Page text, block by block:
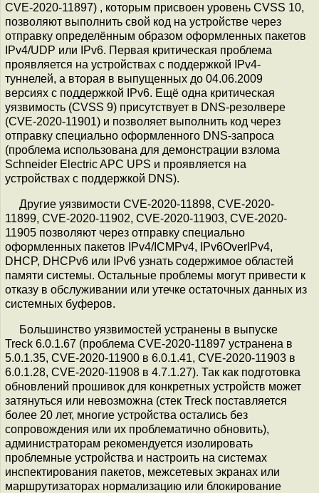
CVE-2020-11897) , которым присвоен уровень CVSS 10,
позволяют выполнить свой код на устройстве через
отправку определённым образом оформленных пакетов
IPv4/UDP или IPv6. Первая критическая проблема
проявляется на устройствах с поддержкой IPv4-
туннелей, а вторая в выпущенных до 04.06.2009
версиях с поддержкой IPv6. Ещё одна критическая
уязвимость (CVSS 9) присутствует в DNS-резолвере
(CVE-2020-11901) и позволяет выполнить код через
отправку специально оформленного DNS-запроса
(проблема использована для демонстрации взлома
Schneider Electric APC UPS и проявляется на
устройствах с поддержкой DNS).
Другие уязвимости CVE-2020-11898, CVE-2020-
11899, CVE-2020-11902, CVE-2020-11903, CVE-2020-
11905 позволяют через отправку специально
оформленных пакетов IPv4/ICMPv4, IPv6OverIPv4,
DHCP, DHCPv6 или IPv6 узнать содержимое областей
памяти системы. Остальные проблемы могут привести к
отказу в обслуживании или утечке остаточных данных из
системных буферов.
Большинство уязвимостей устранены в выпуске
Treck 6.0.1.67 (проблема CVE-2020-11897 устранена в
5.0.1.35, CVE-2020-11900 в 6.0.1.41, CVE-2020-11903 в
6.0.1.28, CVE-2020-11908 в 4.7.1.27). Так как подготовка
обновлений прошивок для конкретных устройств может
затянуться или невозможна (стек Treck поставляется
более 20 лет, многие устройства остались без
сопровождения или их проблематично обновить),
администраторам рекомендуется изолировать
проблемные устройства и настроить на системах
инспектирования пакетов, межсетевых экранах или
маршрутизаторах нормализацию или блокирование